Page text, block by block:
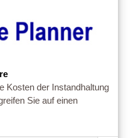
Kosten der Instandhaltung
Sie auf einen